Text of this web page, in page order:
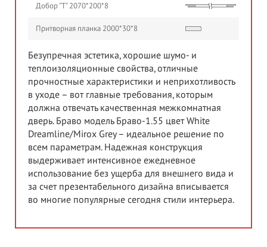
Добор "Т" 2070*200*8
Притворная планка 2000*30*8
Безупречная эстетика, хорошие шумо- и
теплоизоляционные свойства, отличные
прочностные характеристики и неприхотливость
в уходе – вот главные требования, которым
должна отвечать качественная межкомнатная
дверь. Браво модель Браво-1.55 цвет White
Dreamline/Mirox Grey – идеальное решение по
всем параметрам. Надежная конструкция
выдерживает интенсивное ежедневное
использование без ущерба для внешнего вида и
за счет презентабельного дизайна вписывается
во многие популярные сегодня стили интерьера.